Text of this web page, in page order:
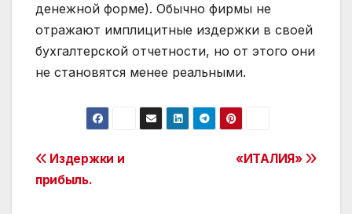
денежной форме). Обычно фирмы не
отражают имплицитные издержки в своей
бухгалтерской отчетности, но от этого они
не становятся менее реальными.
Post
navigation
«ИТАЛИЯ»
Издержки и
прибыль.